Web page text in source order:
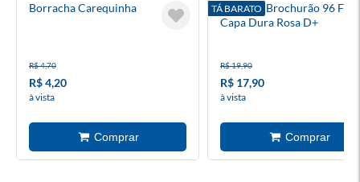
Borracha Carequinha
R$ 4,70
R$ 4,20
à vista
TÁ BARATO
Caderno Brochurão 96
Capa Dura Rosa D+
R$ 19,90
R$ 17,90
à vista